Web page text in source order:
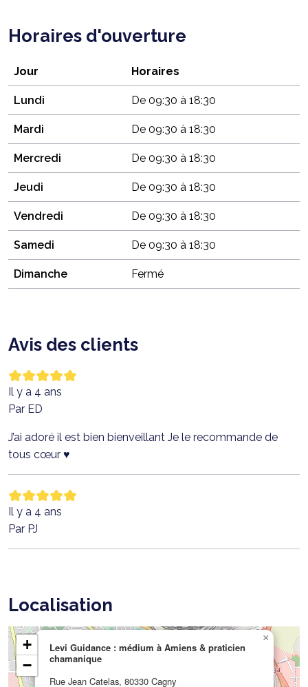
Horaires d'ouverture
Jour Horaires
Lundi De 09:30 à 18:30
Mardi De 09:30 à 18:30
Mercredi De 09:30 à 18:30
Jeudi De 09:30 à 18:30
Vendredi De 09:30 à 18:30
Samedi De 09:30 à 18:30
Dimanche Fermé
Avis des clients
Il y a 4 ans
Par ED
J’ai adoré il est bien bienveillant Je le recommande de
tous cœur ♥️
Il y a 4 ans
Par PJ
Localisation
Levi Guidance : médium à Amiens & praticien
chamanique
Rue Jean Catelas, 80330 Cagny
×
+
−